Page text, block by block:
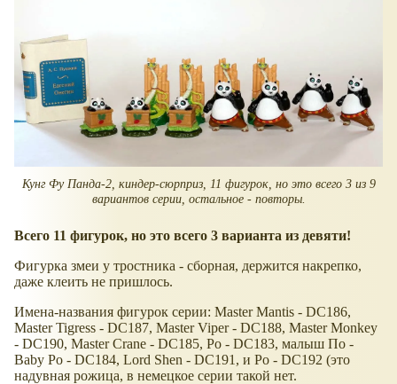
Кунг Фу Панда-2, киндер-сюрприз, 11 фигурок, но это всего 3 из 9
вариантов серии, остальное - повторы.
Всего 11 фигурок, но это всего 3 варианта из девяти!
Фигурка змеи у тростника - сборная, держится накрепко,
даже клеить не пришлось.
Имена-названия фигурок серии: Master Mantis - DC186,
Master Tigress - DC187, Master Viper - DC188, Master Monkey
- DC190, Master Crane - DC185, Po - DC183, малыш По -
Baby Po - DC184, Lord Shen - DC191, и Po - DC192 (это
надувная рожица, в немецкое серии такой нет.